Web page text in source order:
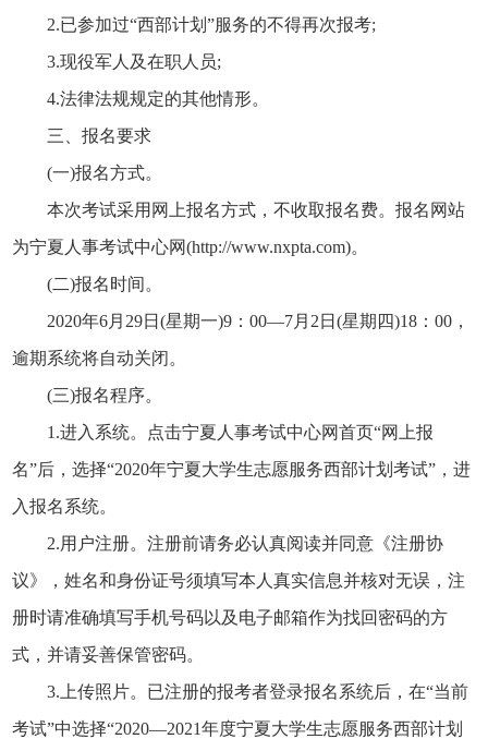
2.已参加过“西部计划”服务的不得再次报考;
3.现役军人及在职人员;
4.法律法规规定的其他情形。
三、报名要求
(一)报名方式。
本次考试采用网上报名方式，不收取报名费。报名网站
为宁夏人事考试中心网(http://www.nxpta.com)。
(二)报名时间。
2020年6月29日(星期一)9：00—7月2日(星期四)18：00，
逾期系统将自动关闭。
(三)报名程序。
1.进入系统。点击宁夏人事考试中心网首页“网上报
名”后，选择“2020年宁夏大学生志愿服务西部计划考试”，进
入报名系统。
2.用户注册。注册前请务必认真阅读并同意《注册协
议》，姓名和身份证号须填写本人真实信息并核对无误，注
册时请准确填写手机号码以及电子邮箱作为找回密码的方
式，并请妥善保管密码。
3.上传照片。已注册的报考者登录报名系统后，在“当前
考试”中选择“2020—2021年度宁夏大学生志愿服务西部计划